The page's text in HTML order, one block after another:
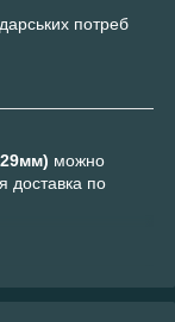
потреб
можно
доставка по